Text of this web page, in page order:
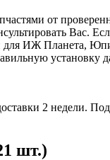
от
Вас.
для ИЖ Планета,
установку
2 недели.
шт.)